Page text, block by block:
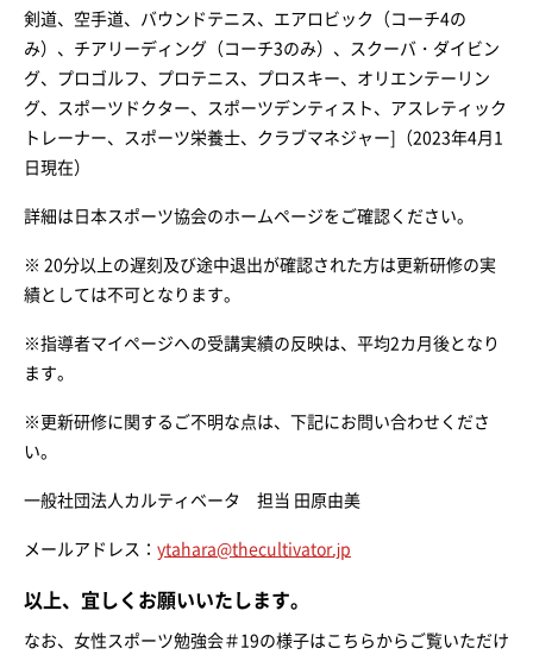
剣道、空手道、バウンドテニス、エアロビック（コーチ4の
み）、チアリーディング（コーチ3のみ）、スクーバ・ダイビン
グ、プロゴルフ、プロテニス、プロスキー、オリエンテーリン
グ、スポーツドクター、スポーツデンティスト、アスレティック
トレーナー、スポーツ栄養士、クラブマネジャー]（2023年4月1
日現在）
詳細は日本スポーツ協会のホームページをご確認ください。
※ 20分以上の遅刻及び途中退出が確認された方は更新研修の実
績としては不可となります。
※指導者マイページへの受講実績の反映は、平均2カ月後となり
ます。
※更新研修に関するご不明な点は、下記にお問い合わせくださ
い。
一般社団法人カルティベータ 担当 田原由美
メールアドレス： ytahara@thecultivator.jp
以上、宜しくお願いいたします。
なお、女性スポーツ勉強会＃19の様子はこちらからご覧いただけ